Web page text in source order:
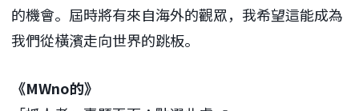
的機會。屆時將有來自海外的觀眾，我希望這能成為
我們從橫濱走向世界的跳板。
《MWno的》